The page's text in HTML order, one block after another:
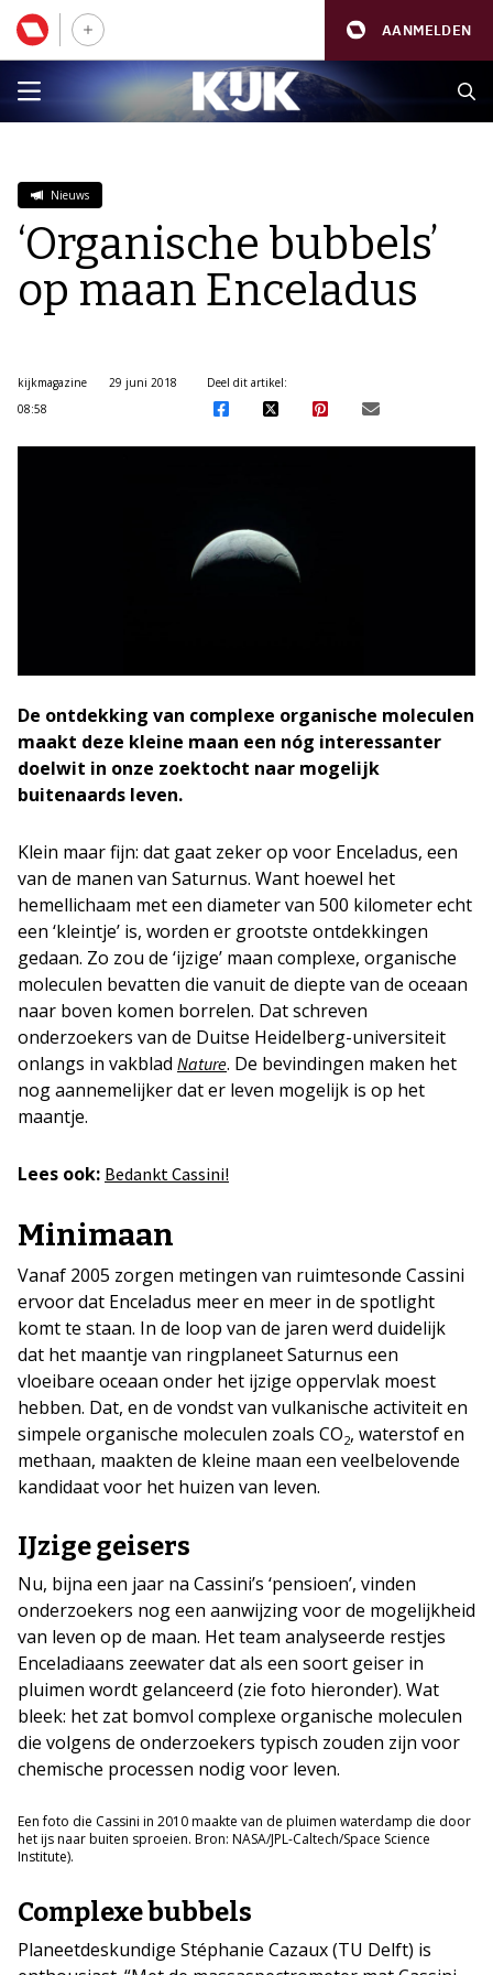
AANMELDEN
Nieuws
‘Organische bubbels’
op maan Enceladus
kijkmagazine
29 juni 2018
08:58
Deel dit artikel:
De ontdekking van complexe organische moleculen
maakt deze kleine maan een nóg interessanter
doelwit in onze zoektocht naar mogelijk
buitenaards leven.
Klein maar fijn: dat gaat zeker op voor Enceladus, een
van de manen van Saturnus. Want hoewel het
hemellichaam met een diameter van 500 kilometer echt
een ‘kleintje’ is, worden er grootste ontdekkingen
gedaan. Zo zou de ‘ijzige’ maan complexe, organische
moleculen bevatten die vanuit de diepte van de oceaan
naar boven komen borrelen. Dat schreven
onderzoekers van de Duitse Heidelberg-universiteit
onlangs in vakblad Nature. De bevindingen maken het
nog aannemelijker dat er leven mogelijk is op het
maantje.
Lees ook: Bedankt Cassini!
Minimaan
Vanaf 2005 zorgen metingen van ruimtesonde Cassini
ervoor dat Enceladus meer en meer in de spotlight
komt te staan. In de loop van de jaren werd duidelijk
dat het maantje van ringplaneet Saturnus een
vloeibare oceaan onder het ijzige oppervlak moest
hebben. Dat, en de vondst van vulkanische activiteit en
simpele organische moleculen zoals CO2, waterstof en
methaan, maakten de kleine maan een veelbelovende
kandidaat voor het huizen van leven.
IJzige geisers
Nu, bijna een jaar na Cassini’s ‘pensioen’, vinden
onderzoekers nog een aanwijzing voor de mogelijkheid
van leven op de maan. Het team analyseerde restjes
Enceladiaans zeewater dat als een soort geiser in
pluimen wordt gelanceerd (zie foto hieronder). Wat
bleek: het zat bomvol complexe organische moleculen
die volgens de onderzoekers typisch zouden zijn voor
chemische processen nodig voor leven.
Een foto die Cassini in 2010 maakte van de pluimen waterdamp die door
het ijs naar buiten sproeien. Bron: NASA/JPL-Caltech/Space Science
Institute).
Complexe bubbels
Planeetdeskundige Stéphanie Cazaux (TU Delft) is